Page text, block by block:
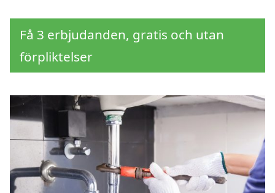
Få 3 erbjudanden, gratis och utan
förpliktelser